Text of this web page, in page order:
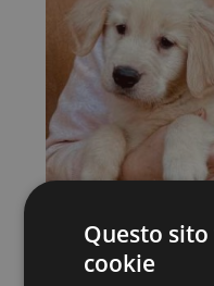
Questo
cookie